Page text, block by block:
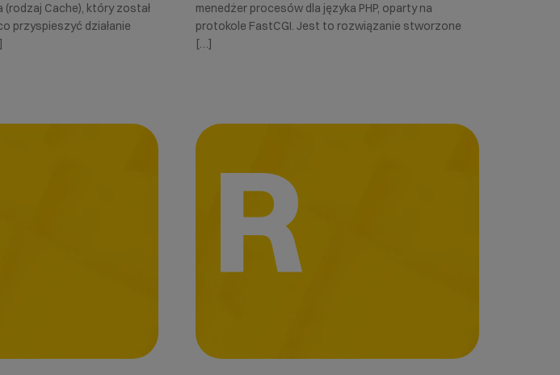
Cache), który został
przyspieszyć działanie
menedżer procesów dla języka PHP, oparty na
protokole FastCGI. Jest to rozwiązanie stworzone
[…]
R